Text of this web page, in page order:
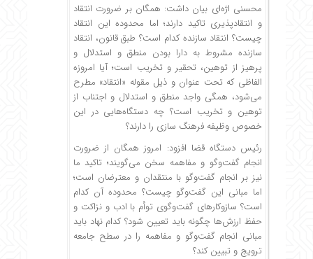
محسنی اژه‌ای بیان داشت: همگان بر ضرورت انتقاد
و انتقادپذیری تاکید دارند؛ اما محدوده این انتقاد
چیست؟ انتقاد سازنده کدام است؟ طبق قانون، انتقاد
سازنده مشروط به دارا بودن منطق و استدلال و
پرهیز از توهین، تحقیر و تخریب است؛ آیا امروزه
الفاظی که تحت عنوان و ذیل مقوله «انتقاد» مطرح
می‌شود، همگی واجد منطق و استدلال و اجتناب از
توهین و تخریب است؟ چه دستگاه‌هایی در این
خصوص وظیفه فرهنگ سازی را دارند؟
رئیس دستگاه قضا افزود: امروز همگان از ضرورت
انجام گفت‌وگو و مفاهمه سخن می‌گویند؛ تاکید ما
نیز بر انجام گفت‌وگو با منتقدان و معترضان است؛
اما مبانی این گفت‌وگو چیست؟ محدوده آن کدام
است؟ سازوکارهای گفت‌وگوی توأم با ادب و نزاکت و
حفظ ارزش‌ها چگونه باید تعیین شود؟ کدام نهاد باید
مبانی انجام گفت‌وگو و مفاهمه را در سطح جامعه
ترویج و تبیین کند؟